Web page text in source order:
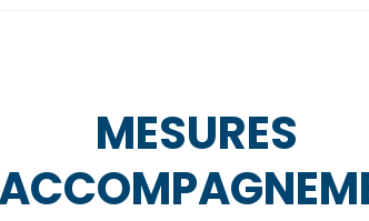
MESURES